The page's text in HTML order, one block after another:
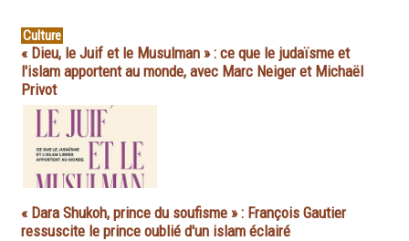
Culture
« Dieu, le Juif et le Musulman » : ce que le judaïsme et
l'islam apportent au monde, avec Marc Neiger et Michaël
Privot
« Dara Shukoh, prince du soufisme » : François Gautier
ressuscite le prince oublié d'un islam éclairé